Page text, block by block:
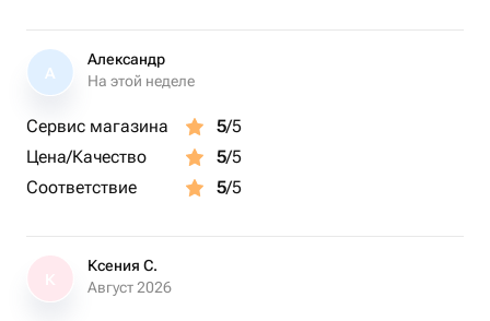
применяйте инсектициды.
8. Размножение
Растение размножается делением корневища. Этот
процесс лучше проводить весной, аккуратно разделяя
растение на несколько частей, каждая из которых
А
Александр
На этой неделе
Сервис магазина 5/5
Цена/Качество
5/5
Соответствие
5/5
Ксения С.
Август 2026